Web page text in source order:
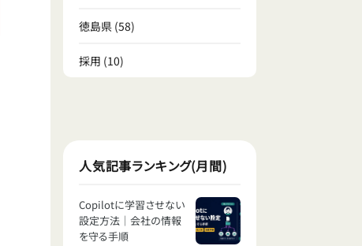
徳島県 (58)
採用 (10)
人気記事ランキング(月間)
Copilotに学習させない
設定方法｜会社の情報
を守る手順